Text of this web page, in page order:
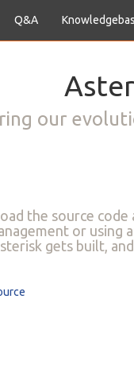
Q&A
our
the source code
or using
gets built,